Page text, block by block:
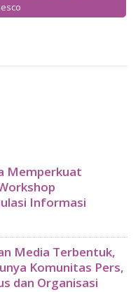
Memperkuat
Informasi
Media Terbentuk,
Komunitas Pers,
dan Organisasi